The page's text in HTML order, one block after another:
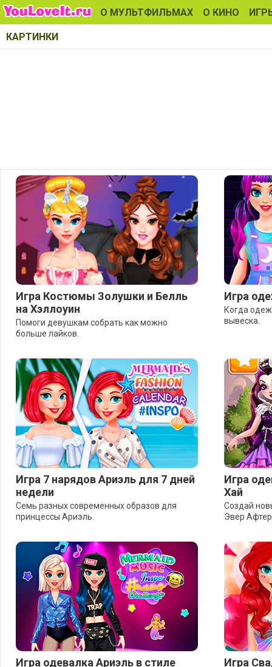
О МУЛЬТФИЛЬМАХ О КИНО
КАРТИНКИ
Игра Костюмы Золушки и Белль
на Хэллоуин
Помоги девушкам собрать как можно
больше лайков.
Игра
Когда
вывеска.
Игра 7 нарядов Ариэль для 7 дней
недели
Семь разных современных образов для
принцессы Ариэль.
Игра
Хай
Создай
Эвер
Игра одевалка Ариэль в стиле
Игра